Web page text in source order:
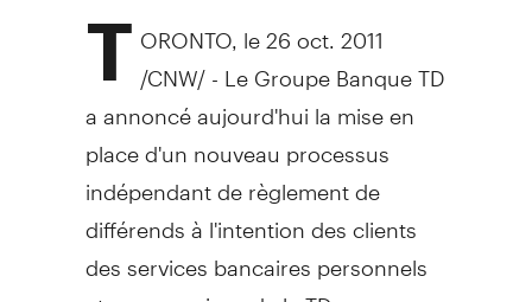
T ORONTO, le 26 oct. 2011
/CNW/ - Le Groupe Banque TD
a annoncé aujourd'hui la mise en
place d'un nouveau processus
indépendant de règlement de
différends à l'intention des clients
des services bancaires personnels